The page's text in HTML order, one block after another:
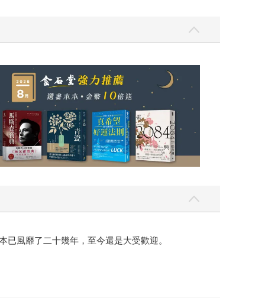
風靡了二十幾年，至今還是大受歡迎。